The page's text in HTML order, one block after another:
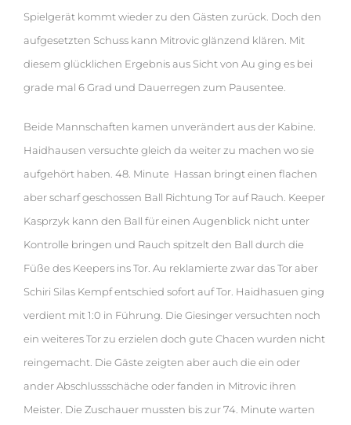
Spielgerät kommt wieder zu den Gästen zurück. Doch den
aufgesetzten Schuss kann Mitrovic glänzend klären. Mit
diesem glücklichen Ergebnis aus Sicht von Au ging es bei
grade mal 6 Grad und Dauerregen zum Pausentee.
Beide Mannschaften kamen unverändert aus der Kabine.
Haidhausen versuchte gleich da weiter zu machen wo sie
aufgehört haben. 48. Minute Hassan bringt einen flachen
aber scharf geschossen Ball Richtung Tor auf Rauch. Keeper
Kasprzyk kann den Ball für einen Augenblick nicht unter
Kontrolle bringen und Rauch spitzelt den Ball durch die
Füße des Keepers ins Tor. Au reklamierte zwar das Tor aber
Schiri Silas Kempf entschied sofort auf Tor. Haidhasuen ging
verdient mit 1:0 in Führung. Die Giesinger versuchten noch
ein weiteres Tor zu erzielen doch gute Chacen wurden nicht
reingemacht. Die Gäste zeigten aber auch die ein oder
ander Abschlussschäche oder fanden in Mitrovic ihren
Meister. Die Zuschauer mussten bis zur 74. Minute warten